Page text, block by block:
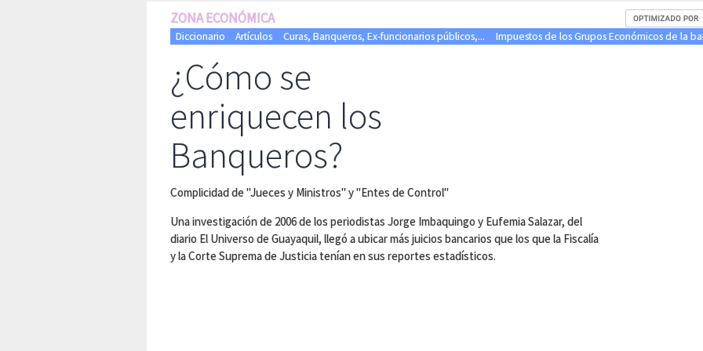
ZONA ECONÓMICA
Diccionario Artículos Curas, Banqueros, Ex-funcionarios públicos,... Impuestos de los Grupos Económicos de la
¿Cómo se
enriquecen los
Banqueros?
Complicidad de "Jueces y Ministros" y "Entes de Control"
Una investigación de 2006 de los periodistas Jorge Imbaquingo y Eufemia Salazar, del
diario El Universo de Guayaquil, llegó a ubicar más juicios bancarios que los que la Fiscalía
y la Corte Suprema de Justicia tenían en sus reportes estadísticos.